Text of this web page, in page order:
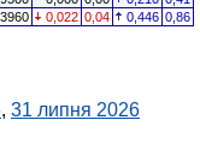
0,022 0,04 0,446 0,86
, 31 липня 2026